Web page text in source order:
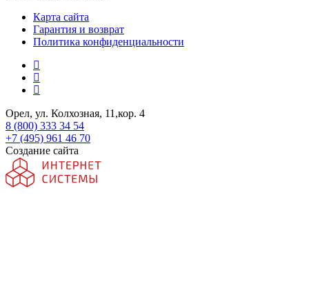
Карта сайта
Гарантия и возврат
Политика конфиденциальности
Орел, ул. Колхозная, 11,кор. 4
8 (800) 333 34 54
+7 (495) 961 46 70
Создание сайта